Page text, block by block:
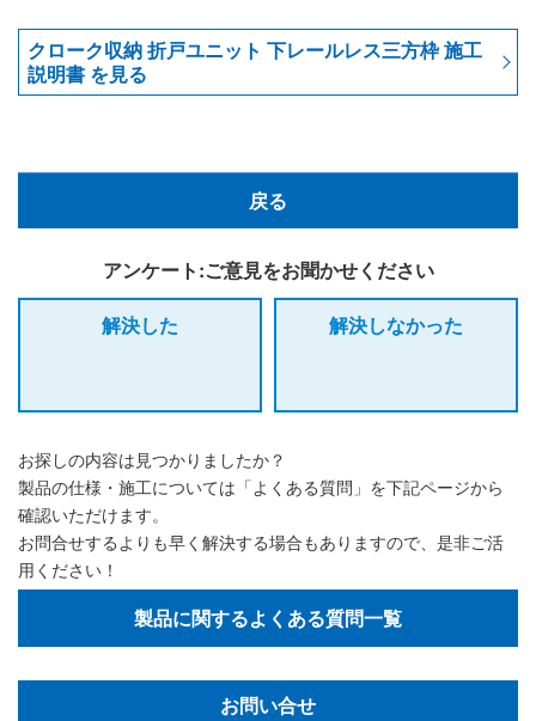
クローク収納 折戸ユニット 下レールレス三方枠 施工
説明書 を見る
戻る
アンケート:ご意見をお聞かせください
解決した
解決しなかった
お探しの内容は見つかりましたか？
製品の仕様・施工については「よくある質問」を下記ページから
確認いただけます。
お問合せするよりも早く解決する場合もありますので、是非ご活
用ください！
製品に関するよくある質問一覧
お問い合せ